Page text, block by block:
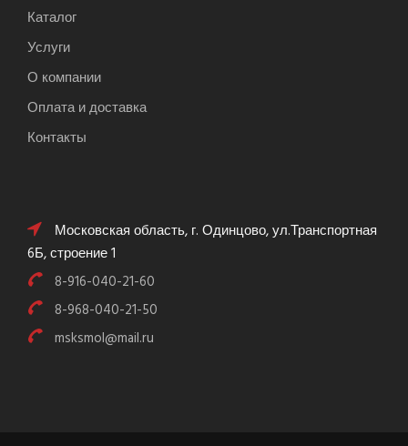
Каталог
Услуги
О компании
Оплата и доставка
Контакты
Московская область, г. Одинцово, ул.Транспортная
6Б, строение 1
8-916-040-21-60
8-968-040-21-50
msksmol@mail.ru